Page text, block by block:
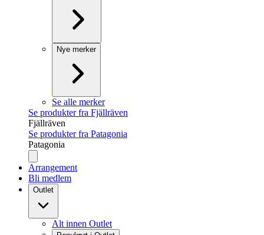
Nye merker
Se alle merker
Se produkter fra Fjällräven
Fjällräven
Se produkter fra Patagonia
Patagonia
Arrangement
Bli medlem
Outlet
Alt innen Outlet